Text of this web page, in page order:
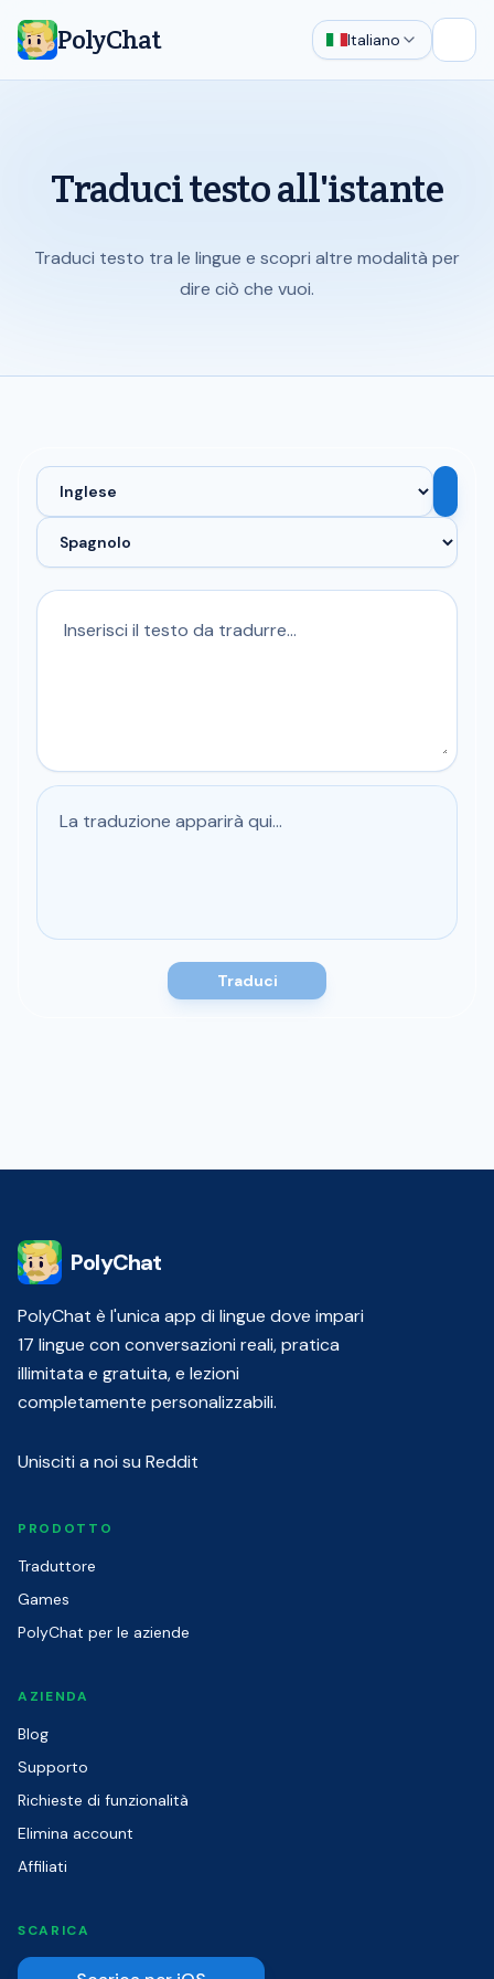
PolyChat Italiano
Traduci testo all'istante
Traduci testo tra le lingue e scopri altre modalità per
dire ciò che vuoi.
La traduzione apparirà qui...
Traduci
PolyChat
PolyChat è l'unica app di lingue dove impari
17 lingue con conversazioni reali, pratica
illimitata e gratuita, e lezioni
completamente personalizzabili.
Unisciti a noi su Reddit
PRODOTTO
Traduttore
Games
PolyChat per le aziende
AZIENDA
Blog
Supporto
Richieste di funzionalità
Elimina account
Affiliati
SCARICA